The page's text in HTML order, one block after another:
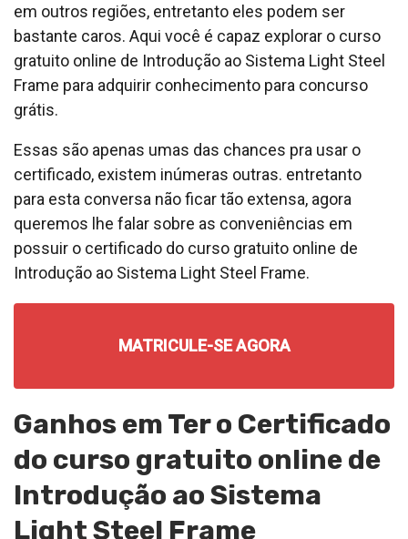
em outros regiões, entretanto eles podem ser
bastante caros. Aqui você é capaz explorar o curso
gratuito online de Introdução ao Sistema Light Steel
Frame para adquirir conhecimento para concurso
grátis.
Essas são apenas umas das chances pra usar o
certificado, existem inúmeras outras. entretanto
para esta conversa não ficar tão extensa, agora
queremos lhe falar sobre as conveniências em
possuir o certificado do curso gratuito online de
Introdução ao Sistema Light Steel Frame.
MATRICULE-SE AGORA
Ganhos em Ter o Certificado
do curso gratuito online de
Introdução ao Sistema
Light Steel Frame